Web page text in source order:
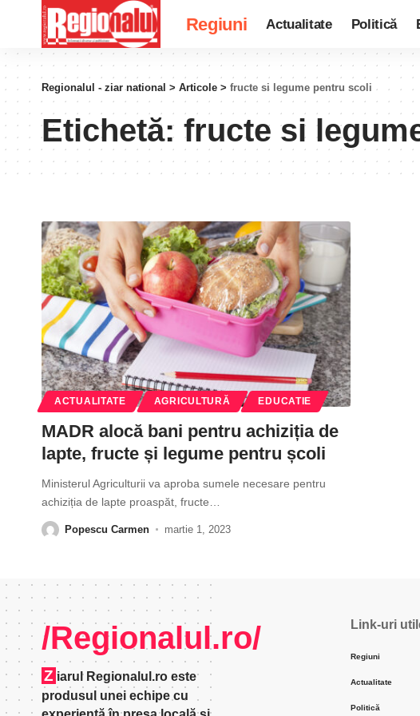
Regiuni Actualitate Politică
Regionalul - ziar national > Articole > fructe si legume pentru scoli
Etichetă: fructe si
ACTUALITATE AGRICULTURĂ EDUCATIE
MADR alocă bani pentru achiziția de
lapte, fructe și legume pentru școli
Ministerul Agriculturii va aproba sumele necesare pentru
achiziția de lapte proaspăt, fructe
Popescu Carmen martie 1, 2023
/Regionalul.ro/
Z iarul Regionalul.ro este
produsul unei echipe cu
Link-uri
Regiuni
Actualitate
Politică